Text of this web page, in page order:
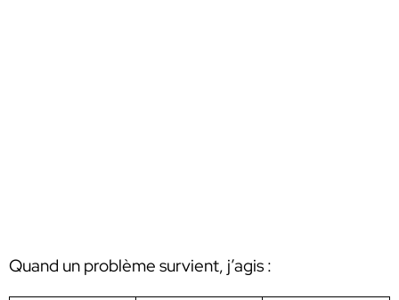
Quand un problème survient, j’agis :